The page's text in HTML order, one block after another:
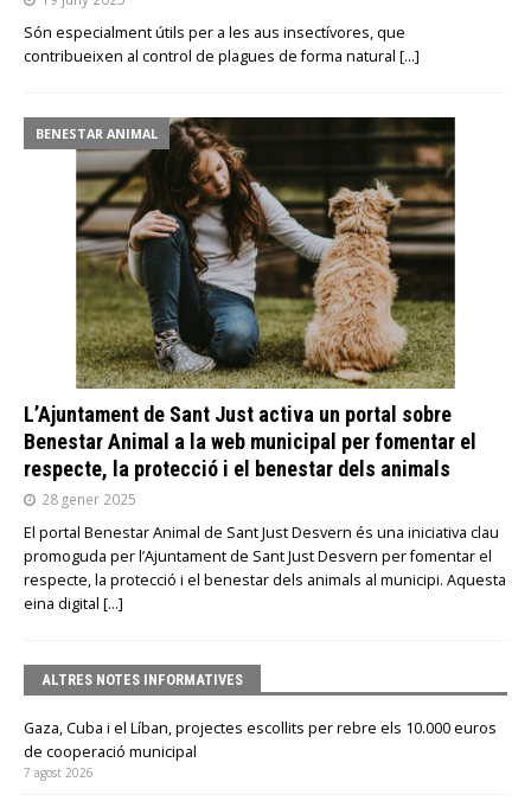
Són especialment útils per a les aus insectívores, que
contribueixen al control de plagues de forma natural […]
BENESTAR ANIMAL
L’Ajuntament de Sant Just activa un portal sobre
Benestar Animal a la web municipal per fomentar el
respecte, la protecció i el benestar dels animals
28 gener 2025
El portal Benestar Animal de Sant Just Desvern és una iniciativa clau
promoguda per l’Ajuntament de Sant Just Desvern per fomentar el
respecte, la protecció i el benestar dels animals al municipi. Aquesta
eina digital […]
ALTRES NOTES INFORMATIVES
Gaza, Cuba i el Líban, projectes escollits per rebre els 10.000 euros
de cooperació municipal
7 agost 2026